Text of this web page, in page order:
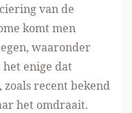
van de
komt men
waaronder
enige dat
recent bekend
het omdraait.